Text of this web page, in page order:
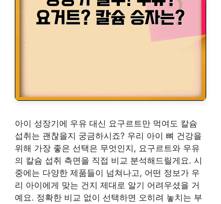
아이 성장기에 우유 대신 요구르트만 먹여도 칼슘
섭취는 괜찮을지 궁금하시죠? 우리 아이 뼈 건강을
위해 가장 좋은 선택은 무엇인지, 요구르트와 우유
의 칼슘 섭취 측면을 직접 비교 분석해드릴게요. 시
중에는 다양한 제품들이 넘쳐나고, 어떤 정보가 우
리 아이에게 맞는 건지 제대로 알기 어려우셨을 거
예요. 정확한 비교 없이 선택하면 오히려 놓치는 부